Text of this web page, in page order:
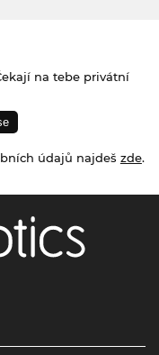
na tebe privátní
údajů najdeš zde.